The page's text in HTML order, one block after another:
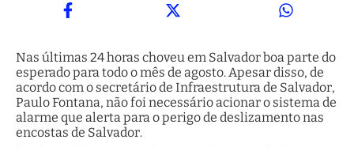
Nas últimas 24 horas choveu em Salvador boa parte do
esperado para todo o mês de agosto. Apesar disso, de
acordo com o secretário de Infraestrutura de Salvador,
Paulo Fontana, não foi necessário acionar o sistema de
alarme que alerta para o perigo de deslizamento nas
encostas de Salvador.